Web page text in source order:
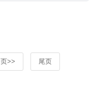
>> 尾页